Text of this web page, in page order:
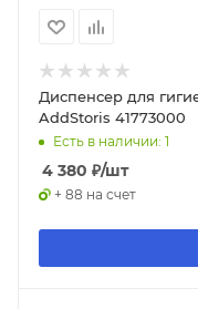
Диспенсер для
AddStoris 41773000
Есть в наличии: 1
4 380 ₽/шт
+ 88 на счет